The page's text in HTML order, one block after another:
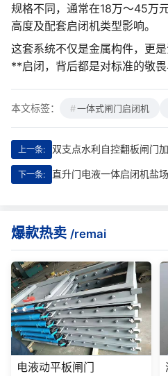
规格不同，通常在18万～45万
高度及配套启闭机类型影响。
这套系统不仅是金属构件，更
**启闭，背后都是对标准的敬畏
本文标签： 一体式闸门启闭机
上一条:
下一条:
爆款热卖 /remai
电液动平板闸门